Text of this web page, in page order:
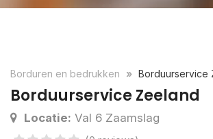
Borduren en bedrukken Borduurservice
Borduurservice Zeeland
Locatie: Val 6 Zaamslag